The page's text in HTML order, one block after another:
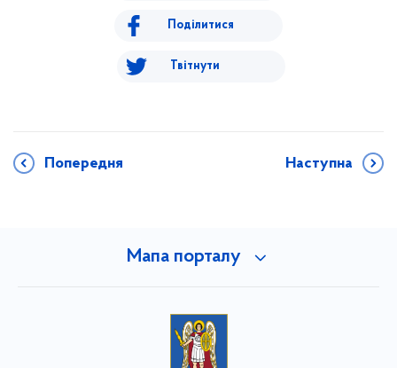
Поділитися
Твітнути
Попередня Наступна
Мапа порталу